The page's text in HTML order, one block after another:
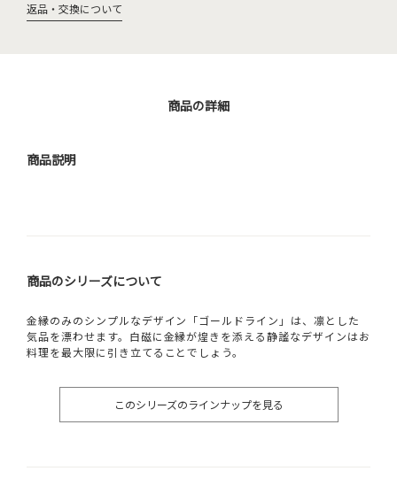
返品・交換について
商品の詳細
商品説明
商品のシリーズについて
金縁のみのシンプルなデザイン「ゴールドライン」は、凛とした
気品を漂わせます。白磁に金縁が煌きを添える静謐なデザインはお
料理を最大限に引き立てることでしょう。
このシリーズのラインナップを見る